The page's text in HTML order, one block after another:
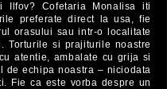
Ilfov? Cofetaria Monalisa iti
preferate direct la usa, fie
orasului sau intr-o localitate
Torturile si prajiturile noastre
atentie, ambalate cu grija si
de echipa noastra – niciodata
Fie ca este vorba despre un